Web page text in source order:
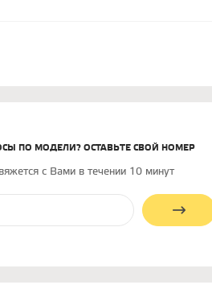
ПО МОДЕЛИ? ОСТАВЬТЕ СВОЙ НОМЕР
с Вами в течении 10 минут